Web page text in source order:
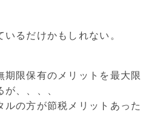
るだけかもしれない。
期限保有のメリットを最大限
、、、、
の方が節税メリットあった